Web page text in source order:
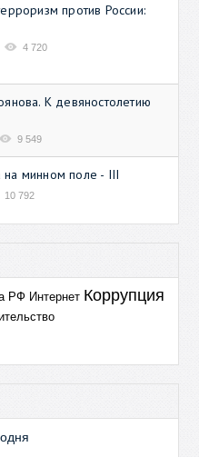
против России:
4 720
К девяностолетию
9 549
на минном поле - III
10 792
РФ Интернет Коррупция